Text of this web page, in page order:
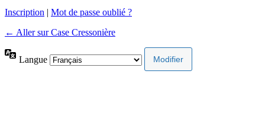
Inscription | Mot de passe oublié ?
← Aller sur Case Cressonière
Langue